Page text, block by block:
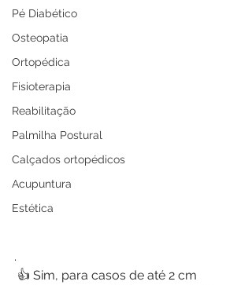
Pé Diabético
Osteopatia
Ortopédica
Fisioterapia
Reabilitação
Palmilha Postural
Calçados ortopédicos
Acupuntura
Estética
.